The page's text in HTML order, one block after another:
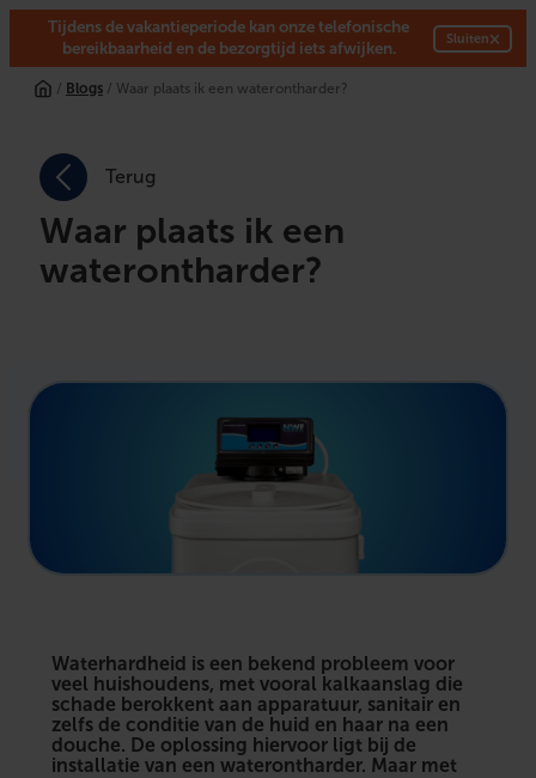
Tijdens de vakantieperiode kan onze telefonische
bereikbaarheid en de bezorgtijd iets afwijken.
Sluiten×
/ Blogs / Waar plaats ik een waterontharder?
Terug
Waar plaats ik een
waterontharder?
Waterhardheid is een bekend probleem voor
veel huishoudens, met vooral kalkaanslag die
schade berokkent aan apparatuur, sanitair en
zelfs de conditie van de huid en haar na een
douche. De oplossing hiervoor ligt bij de
installatie van een waterontharder. Maar met